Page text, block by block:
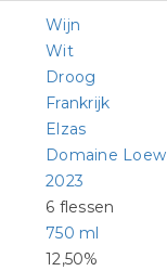
Wijn
Wit
Droog
Frankrijk
Elzas
Domaine Loew
2023
6 flessen
750 ml
12,50%